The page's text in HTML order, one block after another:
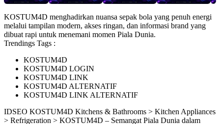
KOSTUM4D menghadirkan nuansa sepak bola yang penuh energi
melalui tampilan modern, akses ringan, dan informasi brand yang
dibuat rapi untuk menemani momen Piala Dunia.
Trendings Tags :
KOSTUM4D
KOSTUM4D LOGIN
KOSTUM4D LINK
KOSTUM4D ALTERNATIF
KOSTUM4D LINK ALTERNATIF
IDSEO KOSTUM4D Kitchens & Bathrooms > Kitchen Appliances
> Refrigeration > KOSTUM4D – Semangat Piala Dunia dalam